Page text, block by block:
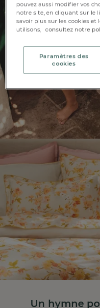
Un hymne
pouvez aussi modifier vos
notre site, en cliquant sur le
savoir plus sur les cookies
utilisons, consultez notre
Paramètres des
cookies